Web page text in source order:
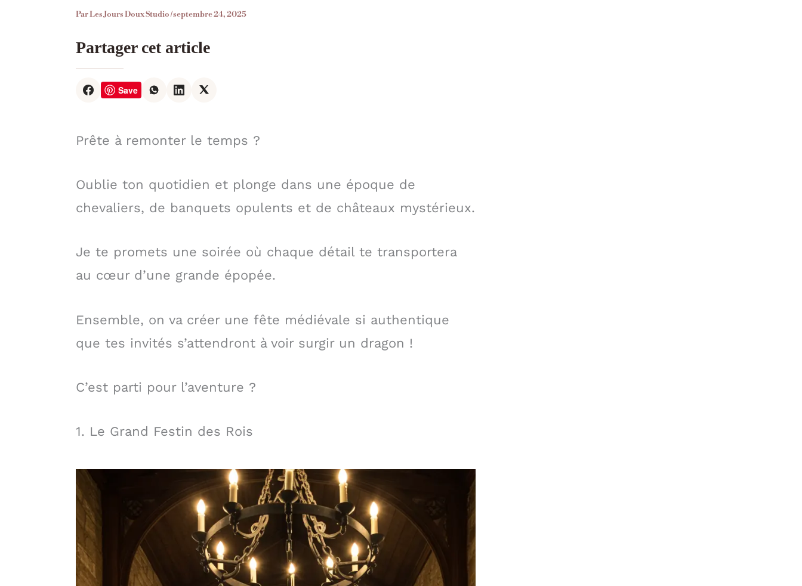
ParLes Jours Doux Studio/septembre 24, 2025
Partager cet article
Save
Prête à remonter le temps ?
Oublie ton quotidien et plonge dans une époque de
chevaliers, de banquets opulents et de châteaux mystérieux.
Je te promets une soirée où chaque détail te transportera
au cœur d’une grande épopée.
Ensemble, on va créer une fête médiévale si authentique
que tes invités s’attendront à voir surgir un dragon !
C’est parti pour l’aventure ?
1. Le Grand Festin des Rois